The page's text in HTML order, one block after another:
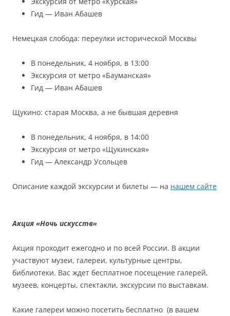
Гид — Иван Абашев
Немецкая слобода: переулки исторической Москвы
В понедельник, 4 ноября, в 13:00
Экскурсия от метро «Бауманская»
Гид — Иван Абашев
Щукино: старая Москва, а не бывшая деревня
В понедельник, 4 ноября, в 14:00
Экскурсия от метро «Щукинская»
Гид — Александр Усольцев
Описание каждой экскурсии и билеты — на нашем сайте
Акция «Ночь искусств»
Акция проходит ежегодно и по всей России. В акции
участвуют музеи, галереи, культурные центры,
библиотеки. Вас ждет бесплатное посещение галерей,
музеев, концерты, спектакли, экскурсии по выставкам.
Какие галереи можно посетить бесплатно (в вашем